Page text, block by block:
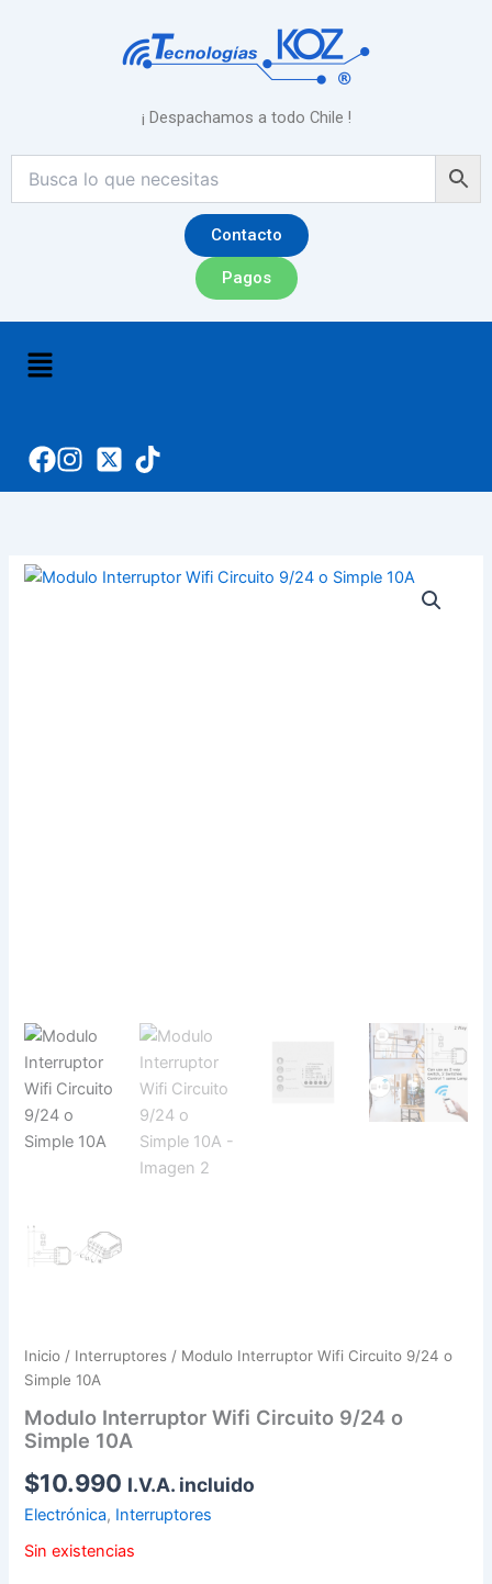
¡ Despachamos a todo Chile !
Contacto
Pagos
Menú
Inicio / Interruptores / Modulo Interruptor Wifi Circuito 9/24 o
Simple 10A
Modulo Interruptor Wifi Circuito 9/24 o
Simple 10A
$10.990 I.V.A. incluido
Electrónica, Interruptores
Sin existencias